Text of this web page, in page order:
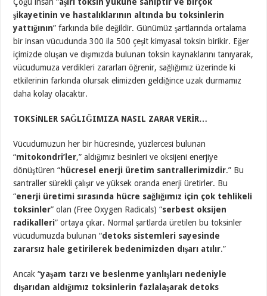
şikayetinin ve hastalıklarının altında bu toksinlerin
yattığının” farkında bile değildir. Günümüz şartlarında ortalama
bir insan vücudunda 300 ila 500 çeşit kimyasal toksin birikir. Eğer
içimizde oluşan ve dışımızda bulunan toksin kaynaklarını tanıyarak,
vücudumuza verdikleri zararları öğrenir, sağlığımız üzerinde ki
etkilerinin farkında olursak elimizden geldiğince uzak durmamız
daha kolay olacaktır.
TOKSiNLER SAĞLIĞIMIZA NASIL ZARAR VERİR…
Vücudumuzun her bir hücresinde, yüzlercesi bulunan
“mitokondri’ler,” aldığımız besinleri ve oksijeni enerjiye
dönüştüren “hücresel enerji üretim santrallerimizdir.” Bu
santraller sürekli çalışır ve yüksek oranda enerji üretirler. Bu
“enerji üretimi sırasında hücre sağlığımız için çok tehlikeli
toksinler” olan (Free Oxygen Radicals) “serbest oksijen
radikalleri” ortaya çıkar. Normal şartlarda üretilen bu toksinler
vücudumuzda bulunan “detoks sistemleri sayesinde
zararsız hale getirilerek bedenimizden dışarı atılır.”
Ancak “yaşam tarzı ve beslenme yanlışları nedeniyle
dışarıdan aldığımız toksinlerin fazlalaşarak detoks